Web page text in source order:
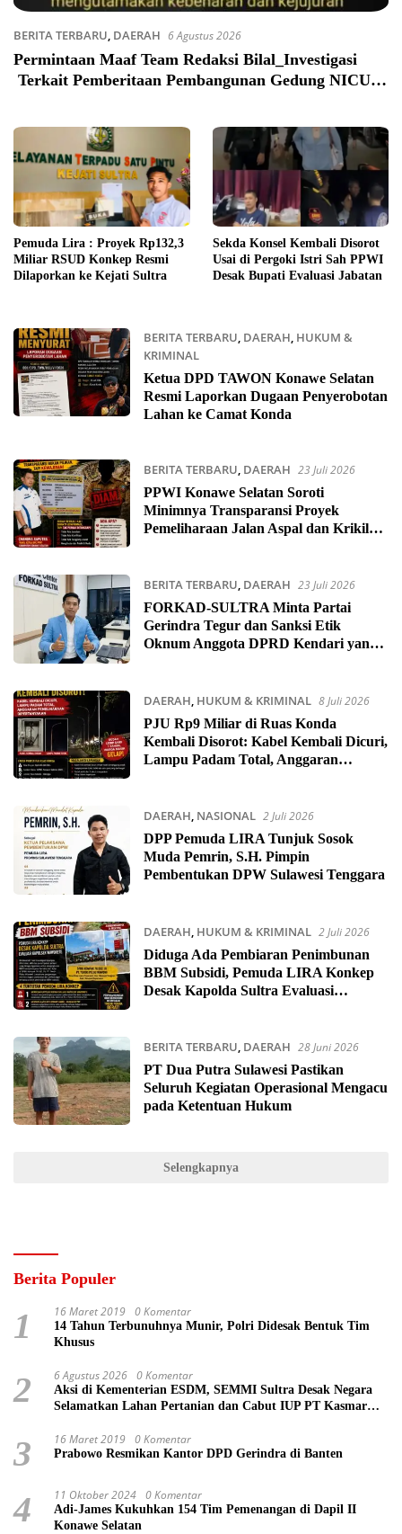
BERITA TERBARU, DAERAH 6 Agustus 2026
Permintaan Maaf Team Redaksi Bilal_Investigasi
Terkait Pemberitaan Pembangunan Gedung NICU
Pemuda Lira : Proyek Rp132,3
Miliar RSUD Konkep Resmi
Dilaporkan ke Kejati Sultra
Sekda Konsel Kembali Disorot
Usai di Pergoki Istri Sah PPWI
Desak Bupati Evaluasi Jabatan
BERITA TERBARU, DAERAH, HUKUM &
KRIMINAL
24 Juli 2026
Ketua DPD TAWON Konawe Selatan
Resmi Laporkan Dugaan Penyerobotan
Lahan ke Camat Konda
BERITA TERBARU, DAERAH 23 Juli 2026
PPWI Konawe Selatan Soroti
Minimnya Transparansi Proyek
Pemeliharaan Jalan Aspal dan Krikil
BERITA TERBARU, DAERAH 23 Juli 2026
FORKAD-SULTRA Minta Partai
Gerindra Tegur dan Sanksi Etik
Oknum Anggota DPRD Kendari yang
DAERAH HUKUM & KRIMINAL 8 Juli 2026
PJU Rp9 Miliar di Ruas Konda
Kembali Disorot: Kabel Kembali Dicuri,
Lampu Padam Total, Anggaran
DAERAH, NASIONAL 2 Juli 2026
DPP Pemuda LIRA Tunjuk Sosok
Muda Pemrin, S.H. Pimpin
Pembentukan DPW Sulawesi Tenggara
DAERAH HUKUM & KRIMINAL 2 Juli 2026
Diduga Ada Pembiaran Penimbunan
BBM Subsidi, Pemuda LIRA Konkep
Desak Kapolda Sultra Evaluasi
BERITA TERBARU, DAERAH 28 Juni 2026
PT Dua Putra Sulawesi Pastikan
Seluruh Kegiatan Operasional Mengacu
pada Ketentuan Hukum
Selengkapnya
Berita Populer
1 16 Maret 2019 0 Komentar
14 Tahun Terbunuhnya Munir, Polri Didesak Bentuk Tim
Khusus
2 6 Agustus 2026 0 Komentar
Aksi di Kementerian ESDM, SEMMI Sultra Desak Negara
Selamatkan Lahan Pertanian dan Cabut IUP PT Kasmar
3 16 Maret 2019 0 Komentar
Prabowo Resmikan Kantor DPD Gerindra di Banten
4 11 Oktober 2024 0 Komentar
Adi-James Kukuhkan 154 Tim Pemenangan di Dapil II
Konawe Selatan